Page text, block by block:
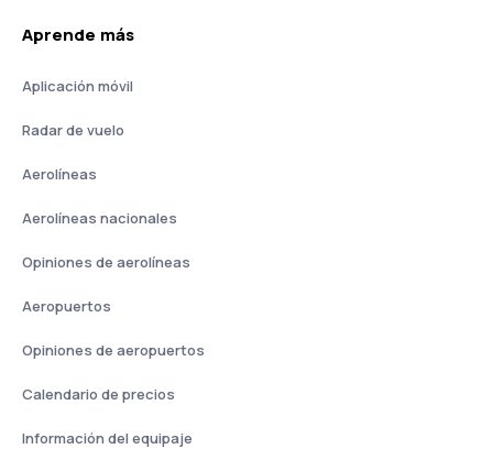
Aprende más
Aplicación móvil
Radar de vuelo
Aerolíneas
Aerolíneas nacionales
Opiniones de aerolíneas
Aeropuertos
Opiniones de aeropuertos
Calendario de precios
Información del equipaje